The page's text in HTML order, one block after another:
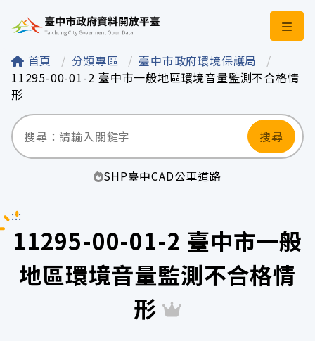
臺中市政府資料開
首頁 分類專區
臺中市政府環境保護局
11295-00-01-2 臺中市一般地區環境音量監測不合格情
形
搜尋
SHP臺中CAD公車道路
:::
11295-00-01-2 臺中市一般
地區環境音量監測不合格情
形